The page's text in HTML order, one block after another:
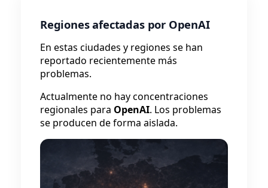
Regiones afectadas por OpenAI
En estas ciudades y regiones se han
reportado recientemente más
problemas.
Actualmente no hay concentraciones
regionales para OpenAI. Los problemas
se producen de forma aislada.